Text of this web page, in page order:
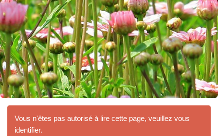
Vous n'êtes pas autorisé à lire cette page, veuillez vous
identifier.